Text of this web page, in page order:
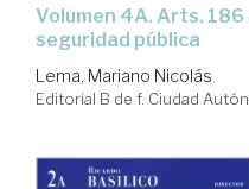
Volumen 4A. Arts. 186 a 208. Delitos contra la
seguridad pública
Lema, Mariano Nicolás
Editorial B de f. Ciudad